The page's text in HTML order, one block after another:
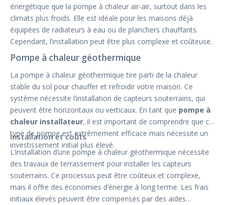
énergétique que la pompe à chaleur air-air, surtout dans les
climats plus froids. Elle est idéale pour les maisons déjà
équipées de radiateurs à eau ou de planchers chauffants.
Cependant, l’installation peut être plus complexe et coûteuse.
Pompe à chaleur géothermique
La pompe à chaleur géothermique tire parti de la chaleur
stable du sol pour chauffer et refroidir votre maison. Ce
système nécessite l’installation de capteurs souterrains, qui
peuvent être horizontaux ou verticaux. En tant que pompe à
chaleur installateur, il est important de comprendre que ce
type de pompe est extrêmement efficace mais nécessite un
investissement initial plus élevé.
Installation et coûts
L’installation d’une pompe à chaleur géothermique nécessite
des travaux de terrassement pour installer les capteurs
souterrains. Ce processus peut être coûteux et complexe,
mais il offre des économies d’énergie à long terme. Les frais
initiaux élevés peuvent être compensés par des aides